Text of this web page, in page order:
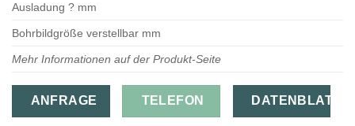
Ausladung ? mm
Bohrbildgröße verstellbar mm
Mehr Informationen auf der Produkt-Seite
ANFRAGE TELEFON DATENBLATT